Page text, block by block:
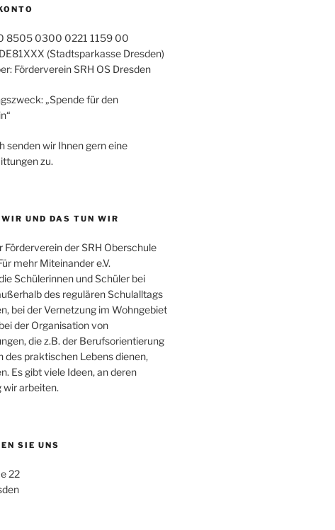
8505 0300 0221 1159 00
(Stadtsparkasse Dresden)
Förderverein SRH OS Dresden
„Spende für den
senden wir Ihnen gern eine
zu.
UND DAS TUN WIR
Förderverein der SRH Oberschule
mehr Miteinander e.V.
Schülerinnen und Schüler bei
des regulären Schulalltags
bei der Vernetzung im Wohngebiet
der Organisation von
die z.B. der Berufsorientierung
des praktischen Lebens dienen,
Es gibt viele Ideen, an deren
wir arbeiten.
SIE UNS
22